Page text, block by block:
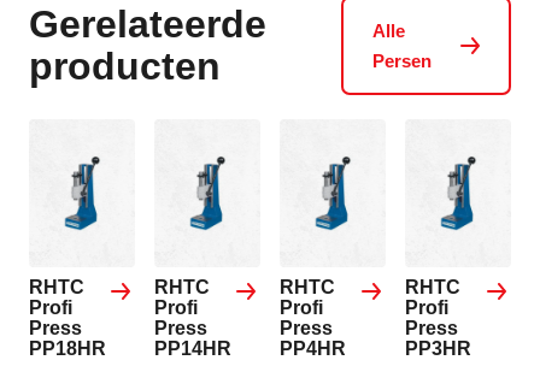
Gerelateerde
producten
Alle
Persen
RHTC
Profi
Press
PP18HR
RHTC
Profi
Press
PP14HR
RHTC
Profi
Press
PP4HR
RHTC
Profi
Press
PP3HR